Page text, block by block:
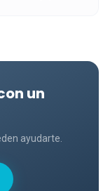
un
ayudarte.